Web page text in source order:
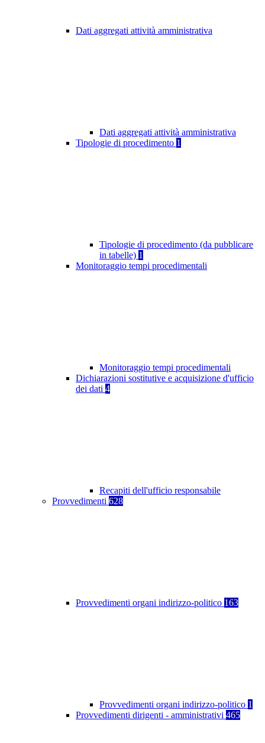
Dati aggregati attività amministrativa
Dati aggregati attività amministrativa
Tipologie di procedimento 1
Tipologie di procedimento (da pubblicare
in tabelle) 1
Monitoraggio tempi procedimentali
Monitoraggio tempi procedimentali
Dichiarazioni sostitutive e acquisizione d'ufficio
dei dati 4
Recapiti dell'ufficio responsabile
Provvedimenti 628
Provvedimenti organi indirizzo-politico 163
Provvedimenti organi indirizzo-politico 1
Provvedimenti dirigenti - amministrativi 465